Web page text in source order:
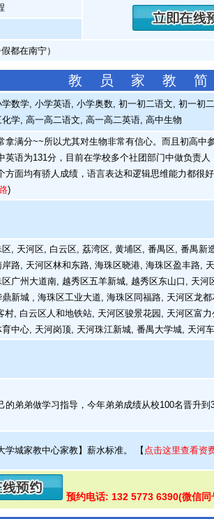
都在南宁）
教 员 家 教 简
数学, 小学英语, 小学奥数, 初一初二语文, 初一初
学, 高一高二语文, 高一高二英语, 高中生物
满分~~所以尤其对生物非常有信心。而且初高中
英语为131分，目前在学校多个社团部门中做负责
方面均有骄人成绩，语言表达和逻辑思维能力都很
)
, 天河区, 白云区, 荔湾区, 黄埔区, 番禺区, 番禺新
路, 天河区林和东路, 海珠区晓港, 海珠区盈丰路,
广州大道南, 越秀区五羊新城, 越秀区东山口, 天
新城 , 海珠区工业大道, 海珠区同福路, 天河区龙
村, 白云区人和地铁站, 天河区骏景花园, 天河区富
中心, 天河岗顶, 天河珠江新城, 番禺大学城, 天河
弟弟做学习指导，今年弟弟成绩从校100名晋升到
学城家教中心家教】薪水标准。 【 点击这里查看资
预约电话: 132 5773 6390(微信同